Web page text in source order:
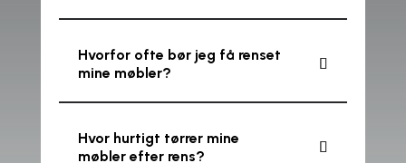
Hvorfor ofte bør jeg få renset
mine møbler?
Hvor hurtigt tørrer mine
møbler efter rens?